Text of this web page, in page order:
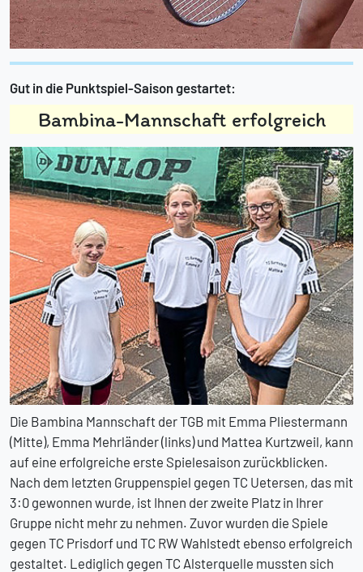
Gut in die Punktspiel-Saison gestartet:
Bambina-Mannschaft erfolgreich
Die Bambina Mannschaft der TGB mit Emma Pliestermann
(Mitte), Emma Mehrländer (links) und Mattea Kurtzweil, kann
auf eine erfolgreiche erste Spielesaison zurückblicken.
Nach dem letzten Gruppenspiel gegen TC Uetersen, das mit
3:0 gewonnen wurde, ist Ihnen der zweite Platz in Ihrer
Gruppe nicht mehr zu nehmen. Zuvor wurden die Spiele
gegen TC Prisdorf und TC RW Wahlstedt ebenso erfolgreich
gestaltet. Lediglich gegen TC Alsterquelle mussten sich